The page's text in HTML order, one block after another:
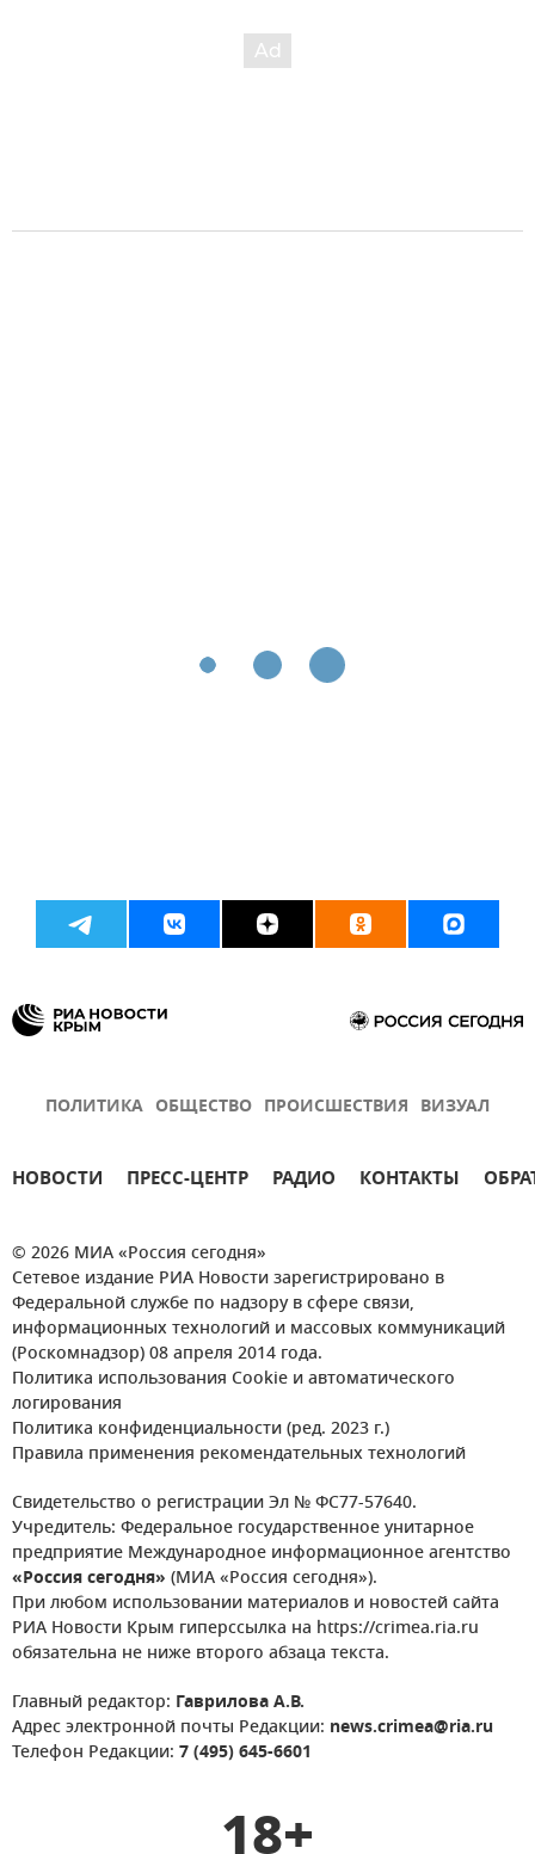
ПОЛИТИКА ОБЩЕСТВО ПРОИСШЕСТВИЯ ВИЗУАЛ
НОВОСТИ ПРЕСС-ЦЕНТР РАДИО КОНТАКТЫ
© 2026 МИА «Россия сегодня»
Сетевое издание РИА Новости зарегистрировано в
Федеральной службе по надзору в сфере связи,
информационных технологий и массовых коммуникаций
(Роскомнадзор) 08 апреля 2014 года.
Политика использования Cookie и автоматического
логирования
Политика конфиденциальности (ред. 2023 г.)
Правила применения рекомендательных технологий
Свидетельство о регистрации Эл № ФС77-57640.
Учредитель: Федеральное государственное унитарное
предприятие Международное информационное агентство
«Россия сегодня» (МИА «Россия сегодня»).
При любом использовании материалов и новостей сайта
РИА Новости Крым гиперссылка на https://crimea.ria.ru
обязательна не ниже второго абзаца текста.
Главный редактор: Гаврилова А.В.
Адрес электронной почты Редакции: news.crimea@ria.ru
Телефон Редакции: 7 (495) 645-6601